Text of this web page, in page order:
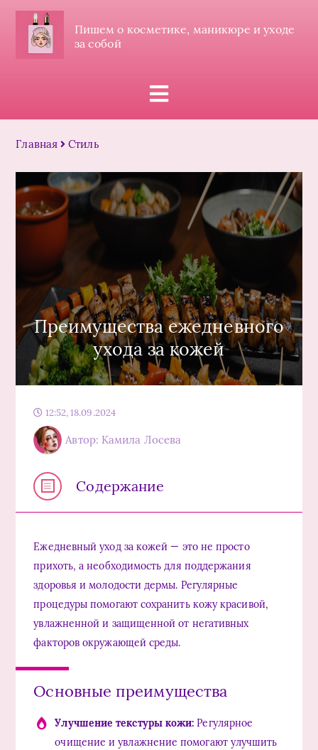
Пишем о косметике, маникюре и уходе
за собой
Главная Стиль
Преимущества ежедневного
ухода за кожей
12:52, 18.09.2024
Автор: Камила Лосева
Содержание
Ежедневный уход за кожей — это не просто
прихоть, а необходимость для поддержания
здоровья и молодости дермы. Регулярные
процедуры помогают сохранить кожу красивой,
увлажненной и защищенной от негативных
факторов окружающей среды.
Основные преимущества
Улучшение текстуры кожи: Регулярное
очищение и увлажнение помогают улучшить